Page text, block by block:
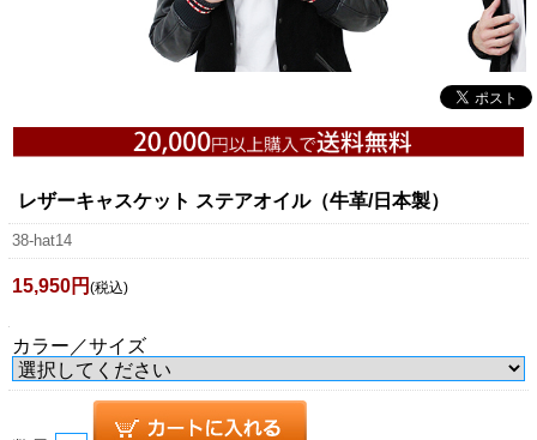
レザーキャスケット ステアオイル（牛革/日本製）
38-hat14
15,950円 (税込)
カラー／サイズ